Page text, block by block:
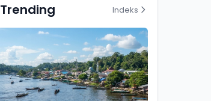
Trending Indeks